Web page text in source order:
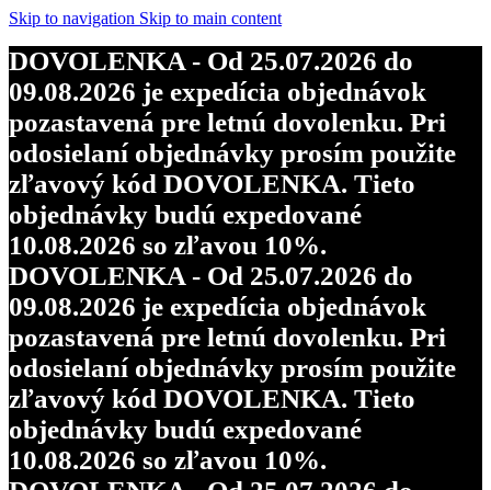
Skip to navigation Skip to main content
10.08.2026 so zľavou 10%.
DOVOLENKA - Od 25.07.2026 do
09.08.2026 je expedícia objednávok
pozastavená pre letnú dovolenku. Pri
odosielaní objednávky prosím použite
zľavový kód DOVOLENKA. Tieto
objednávky budú expedované
10.08.2026 so zľavou 10%.
DOVOLENKA - Od 25.07.2026 do
09.08.2026 je expedícia objednávok
pozastavená pre letnú dovolenku. Pri
odosielaní objednávky prosím použite
zľavový kód DOVOLENKA. Tieto
objednávky budú expedované
10.08.2026 so zľavou 10%.
DOVOLENKA - Od 25.07.2026 do
09.08.2026 je expedícia objednávok
pozastavená pre letnú dovolenku. Pri
odosielaní objednávky prosím použite
zľavový kód DOVOLENKA. Tieto
objednávky budú expedované
10.08.2026 so zľavou 10%.
DOVOLENKA - Od 25.07.2026 do
09.08.2026 je expedícia objednávok
pozastavená pre letnú dovolenku. Pri
odosielaní objednávky prosím použite
zľavový kód DOVOLENKA. Tieto
objednávky budú expedované
10.08.2026 so zľavou 10%.